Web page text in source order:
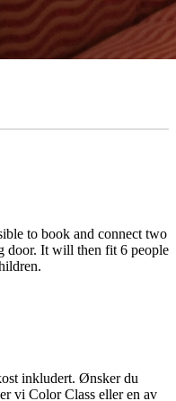
to book and connect two
door. It will then fit 6 people
inkludert. Ønsker du
vi Color Class eller en av